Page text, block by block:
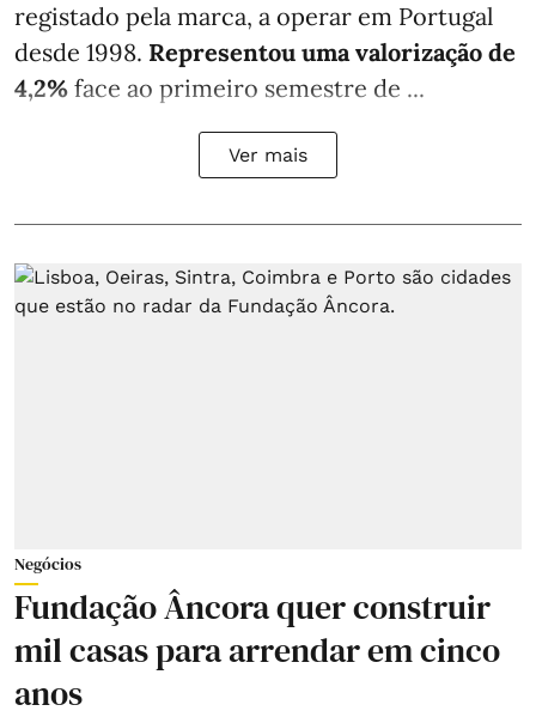
registado pela marca, a operar em Portugal
desde 1998. Representou uma valorização de
4,2% face ao primeiro semestre de ...
Ver mais
Negócios
Fundação Âncora quer construir
mil casas para arrendar em cinco
anos